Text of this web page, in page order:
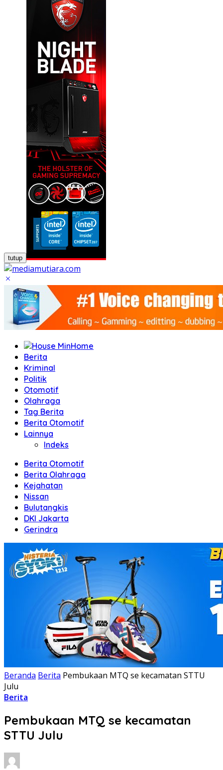
tutup
Home
Berita
Kriminal
Politik
Otomotif
Olahraga
Tag Berita
Berita Otomotif
Lainnya
Indeks
Berita Otomotif
Berita Olahraga
Kejahatan
Nissan
Bulutangkis
DKI Jakarta
Gerindra
Beranda Berita Pembukaan MTQ se kecamatan STTU
Julu
Berita
Pembukaan MTQ se kecamatan
STTU Julu